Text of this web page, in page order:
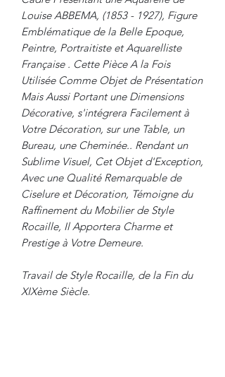
Louise ABBEMA, (1853 - 1927), Figure
Emblématique de la Belle Epoque,
Peintre, Portraitiste et Aquarelliste
Française . Cette Pièce A la Fois
Utilisée Comme Objet de Présentation
Mais Aussi Portant une Dimensions
Décorative, s'intégrera Facilement à
Votre Décoration, sur une Table, un
Bureau, une Cheminée.. Rendant un
Sublime Visuel, Cet Objet d'Exception,
Avec une Qualité Remarquable de
Ciselure et Décoration, Témoigne du
Raffinement du Mobilier de Style
Rocaille, Il Apportera Charme et
Prestige à Votre Demeure.
Travail de Style Rocaille, de la Fin du
XIXème Siècle.